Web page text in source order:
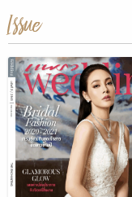
Issue